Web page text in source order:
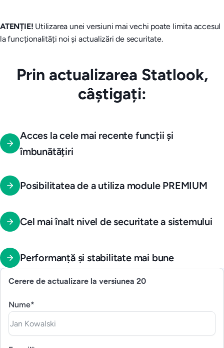
ATENȚIE! Utilizarea unei versiuni mai vechi poate limita accesul
la funcționalități noi și actualizări de securitate.
Prin actualizarea Statlook,
câștigați:
Acces la cele mai recente funcții și
îmbunătățiri
Posibilitatea de a utiliza module PREMIUM
Cel mai înalt nivel de securitate a sistemului
Performanță și stabilitate mai bune
Cerere de actualizare la versiunea 20
Nume*